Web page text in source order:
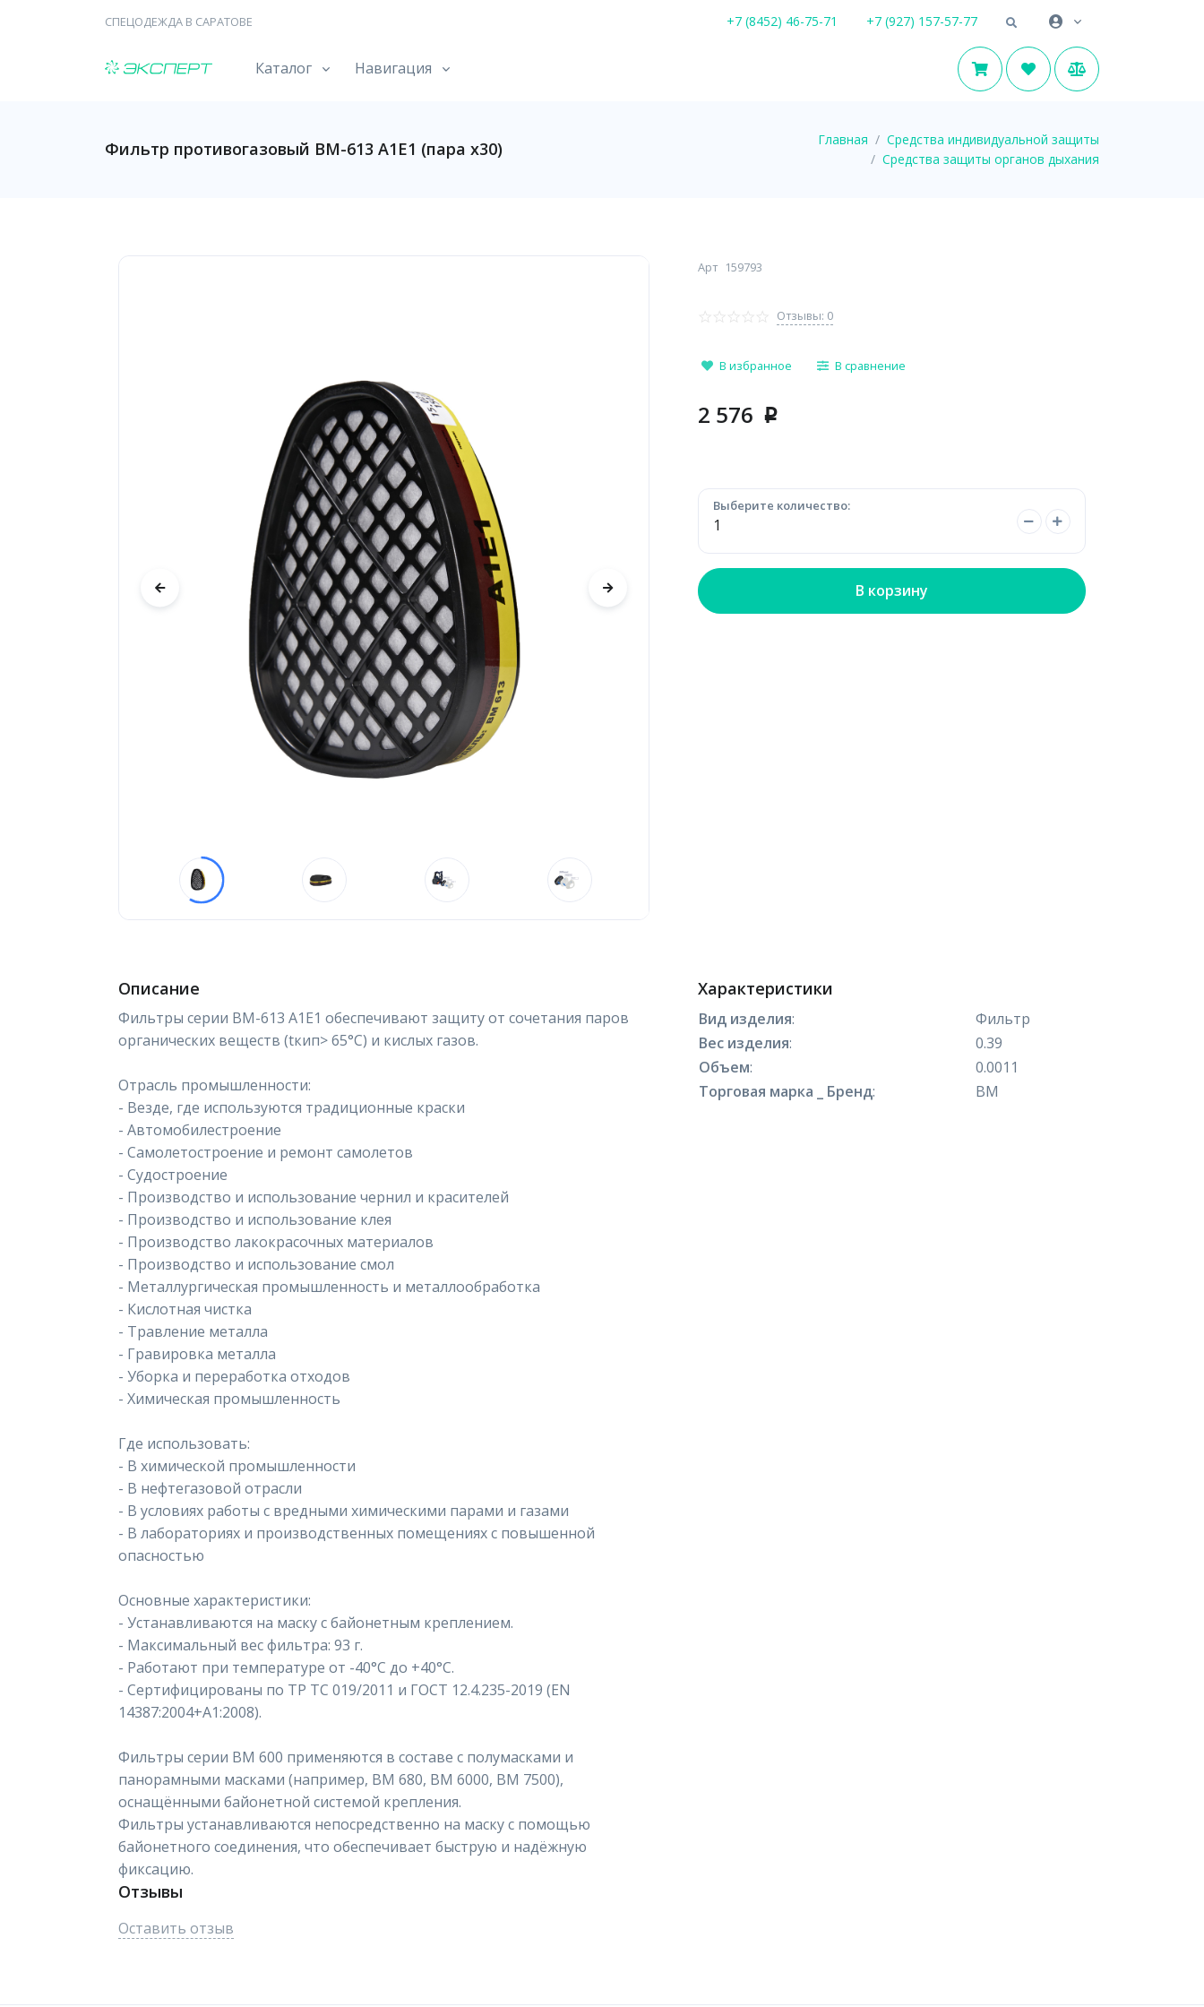
СПЕЦОДЕЖДА В САРАТОВЕ +7 (8452) 46-75-71 +7 (927) 157-57-77
Каталог Навигация
Фильтр противогазовый ВМ-613 А1Е1 (пара х30) Главная
Средства индивидуальной защиты
Средства защиты органов дыхания
Арт 159793
Отзывы: 0
В избранное В сравнение
2 576 p
Выберите количество:
В корзину
Описание
Фильтры серии ВМ-613 А1Е1 обеспечивают защиту от сочетания паров
органических веществ (tкип> 65°C) и кислых газов.
Отрасль промышленности:
- Везде, где используются традиционные краски
- Автомобилестроение
- Самолетостроение и ремонт самолетов
- Судостроение
- Производство и использование чернил и красителей
- Производство и использование клея
- Производство лакокрасочных материалов
- Производство и использование смол
- Металлургическая промышленность и металлообработка
- Кислотная чистка
- Травление металла
- Гравировка металла
- Уборка и переработка отходов
- Химическая промышленность
Где использовать:
- В химической промышленности
- В нефтегазовой отрасли
- В условиях работы с вредными химическими парами и газами
- В лабораториях и производственных помещениях с повышенной
опасностью
Основные характеристики:
- Устанавливаются на маску с байонетным креплением.
- Максимальный вес фильтра: 93 г.
- Работают при температуре от -40°C до +40°C.
- Сертифицированы по ТР ТС 019/2011 и ГОСТ 12.4.235-2019 (EN
14387:2004+A1:2008).
Фильтры серии ВМ 600 применяются в составе с полумасками и
панорамными масками (например, ВМ 680, ВМ 6000, ВМ 7500),
оснащёнными байонетной системой крепления.
Фильтры устанавливаются непосредственно на маску с помощью
байонетного соединения, что обеспечивает быструю и надёжную
фиксацию.
Отзывы
Оставить отзыв
Характеристики
Вид изделия:
Фильтр
Вес изделия:
0.39
Объем:
0.0011
Торговая марка _ Бренд: ВМ